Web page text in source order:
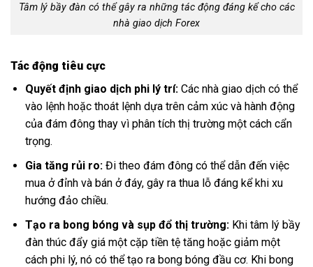
Tâm lý bầy đàn có thể gây ra những tác động đáng kể cho các
nhà giao dịch Forex
Tác động tiêu cực
Quyết định giao dịch phi lý trí:Các nhà giao dịch có thể
vào lệnh hoặc thoát lệnh dựa trên cảm xúc và hành động
của đám đông thay vì phân tích thị trường một cách cẩn
trọng.
Gia tăng rủi ro:Đi theo đám đông có thể dẫn đến việc
mua ở đỉnh và bán ở đáy, gây ra thua lỗ đáng kể khi xu
hướng đảo chiều.
Tạo ra bong bóng và sụp đổ thị trường:Khi tâm lý bầy
đàn thúc đẩy giá một cặp tiền tệ tăng hoặc giảm một
cách phi lý, nó có thể tạo ra bong bóng đầu cơ. Khi bong